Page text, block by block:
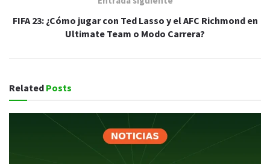
FIFA 23: ¿Cómo jugar con Ted Lasso y el AFC Richmond en
Ultimate Team o Modo Carrera?
Related Posts